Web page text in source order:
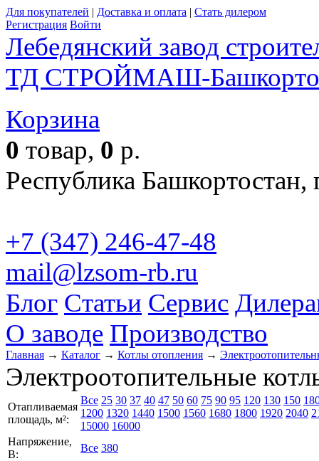
Для покупателей | Доставка и оплата | Стать дилером
Регистрация Войти
Лебедянский завод
ТД СТРОЙМАШ-
Корзина
0 товар, 0 р.
Республика
+7 (347) 246-47-48
mail@lzsom-rb.ru
Блог Статьи Сервис
О заводе Производство
Главная → Каталог → Котлы отопления →
Электроотопительныe
Отапливаемая
площадь, м²:
Все 25 30 37 40 47 50 60 75 90 95 120 130 150
1200 1320 1440 1500 1560 1680 1800 1920 2040
15000 16000
Напряжение,
В:
Все 380